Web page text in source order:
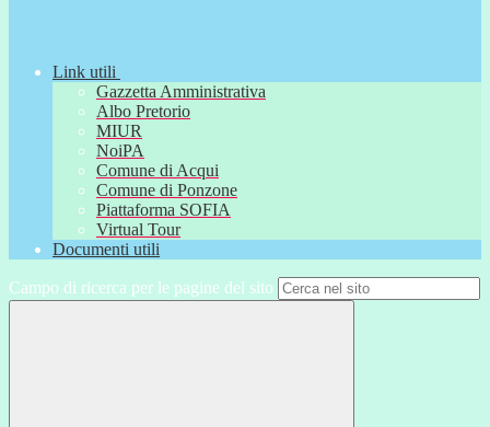
Link utili
Gazzetta Amministrativa
Albo Pretorio
MIUR
NoiPA
Comune di Acqui
Comune di Ponzone
Piattaforma SOFIA
Virtual Tour
Documenti utili
Campo di ricerca per le pagine del sito